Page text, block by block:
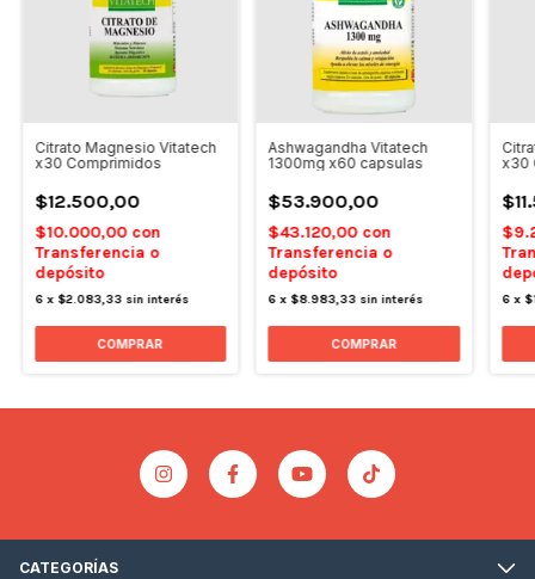
Citrato Magnesio Vitatech
x30 Comprimidos
$12.500,00
$10.000,00 con
Transferencia o
depósito
6 x $2.083,33 sin interés
Ashwagandha Vitatech
1300mg x60 capsulas
$53.900,00
$43.120,00 con
Transferencia o
depósito
6 x$8.983,33 sin interés
x30
6 x
CATEGORÍAS